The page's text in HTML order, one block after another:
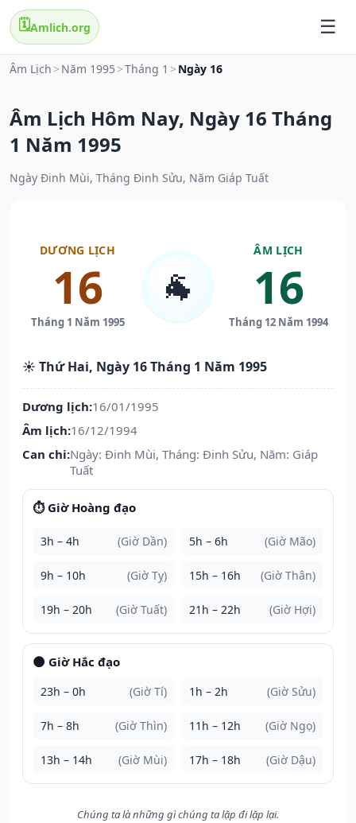
🗓️Amlich.org
Âm Lịch > Năm 1995 >Tháng 1 > Ngày 16
Âm Lịch Hôm Nay, Ngày 16 Tháng
1 Năm 1995
Ngày Đinh Mùi, Tháng Đinh Sửu, Năm Giáp Tuất
DƯƠNG LỊCH
16
Tháng 1 Năm 1995
🐐
ÂM LỊCH
16
Tháng 12 Năm 1994
☀️ Thứ Hai, Ngày 16 Tháng 1 Năm 1995
Dương lịch:16/01/1995
Âm lịch:16/12/1994
Can chi:Ngày: Đinh Mùi, Tháng: Đinh Sửu, Năm: Giáp
Tuất
⏱️ Giờ Hoàng đạo
3h – 4h (Giờ Dần) 5h – 6h (Giờ Mão)
9h – 10h (Giờ Tỵ) 15h – 16h (Giờ Thân)
19h – 20h (Giờ Tuất) 21h – 22h (Giờ Hợi)
🌑 Giờ Hắc đạo
23h – 0h (Giờ Tí) 1h – 2h (Giờ Sửu)
7h – 8h (Giờ Thìn) 11h – 12h (Giờ Ngọ)
13h – 14h (Giờ Mùi) 17h – 18h (Giờ Dậu)
Chúng ta là những gì chúng ta lặp đi lặp lại.